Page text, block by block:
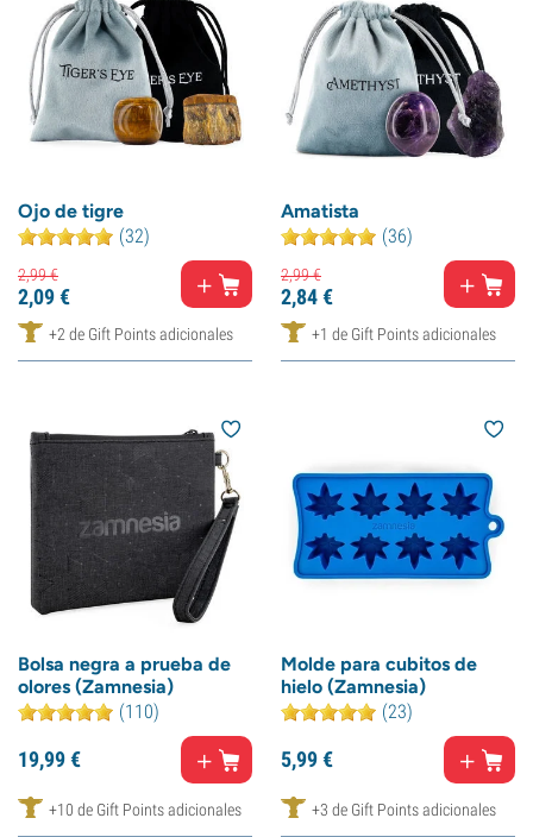
Ojo de tigre
(32)
2,99€
2,09€
+2 de Gift Points adicionales
Amatista
(36)
2,99€
2,84€
+1 de Gift Points adicionales
Bolsa negra a prueba de
olores (Zamnesia)
(110)
19,99€
+10 de Gift Points adicionales
Molde para cubitos de
hielo (Zamnesia)
(23)
5,99€
+3 de Gift Points adicionales